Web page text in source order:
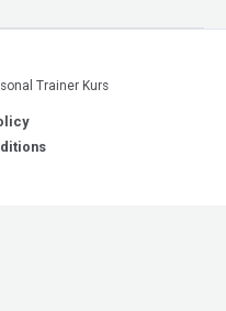
Trainer Kurs